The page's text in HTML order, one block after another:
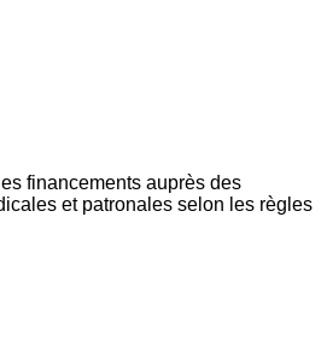
financements auprès des
et patronales selon les règles